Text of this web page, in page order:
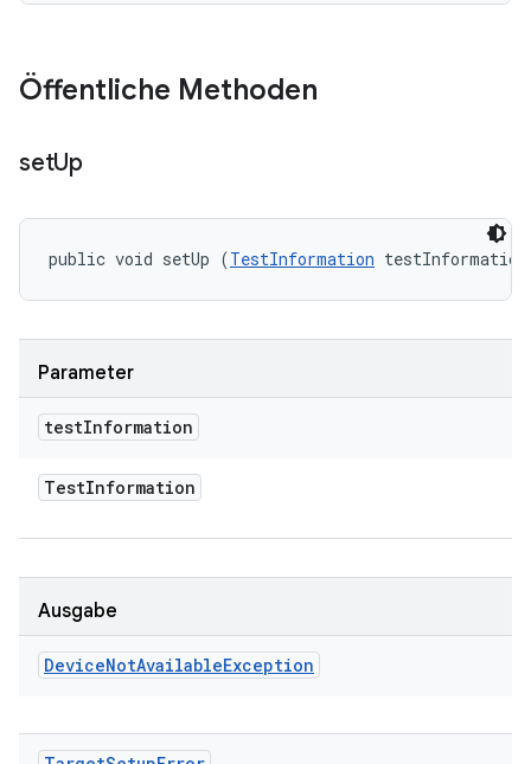
Öffentliche Methoden
setUp
public void setUp (TestInformation
Parameter
testInformation
TestInformation
Ausgabe
DeviceNotAvailableException